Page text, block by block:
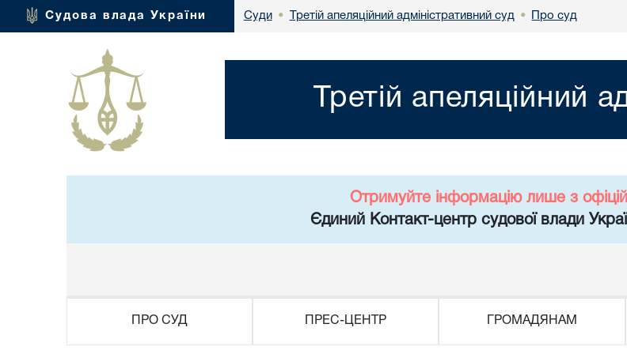
Судова влада України Суди • Третій апеляційний адміністративний суд • Про суд
Третій апеляційний
Отримуйте інформацію лише з
Єдиний Контакт-центр судової влади
ПРО СУД ПРЕС-ЦЕНТР ГРОМАДЯНАМ